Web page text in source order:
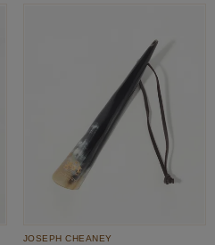
JOSEPH CHEANEY